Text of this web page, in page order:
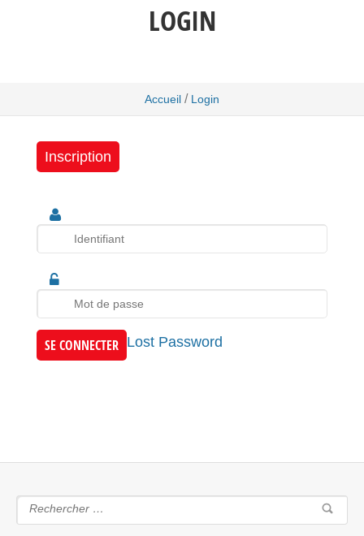
LOGIN
Accueil / Login
Inscription
Lost Password